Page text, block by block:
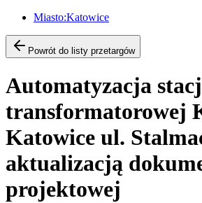
Miasto:Katowice
Powrót do listy przetargów
Automatyzacja
transformatorowej
Katowice ul.
aktualizacją
projektowej